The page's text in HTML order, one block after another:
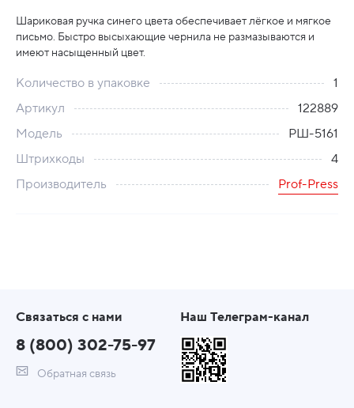
Шариковая ручка синего цвета обеспечивает лёгкое и мягкое
письмо. Быстро высыхающие чернила не размазываются и
имеют насыщенный цвет.
Количество в упаковке
1
Артикул
122889
Модель
РШ-5161
Штрихкоды
4
Производитель
Prof-Press
Связаться с нами
8 (800) 302-75-97
Обратная связь
Наш Телеграм-канал